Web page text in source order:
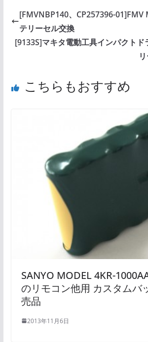
[FMVNBP140、CP257396-01]FMV
テリーセル交換
[9133S]マキタ電動工具インパクトド
こちらもおすすめ
SANYO MODEL 4KR-
のリモコン他用 カスタムバ
売品
2013年11月6日